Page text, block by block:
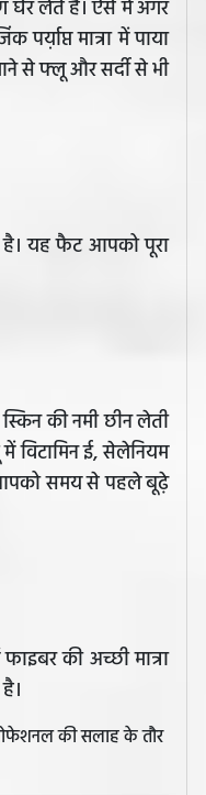
घेर लेते हैं। ऐसे में अगर
मात्रा में पाया
से फ्लू और सर्दी से भी
है। यह फैट आपको पूरा
की नमी छीन लेती
ई, सेलेनियम
आपको समय से पहले बूढ़े
की अच्छी मात्रा
की सलाह के तौर